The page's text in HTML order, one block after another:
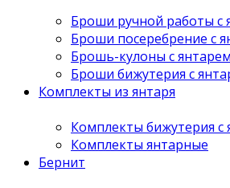
Броши ручной работы с
Броши посеребрение с
Брошь-кулоны с янтарем
Броши бижутерия с
Комплекты из янтаря
Комплекты бижутерия с
Комплекты янтарные
Бернит